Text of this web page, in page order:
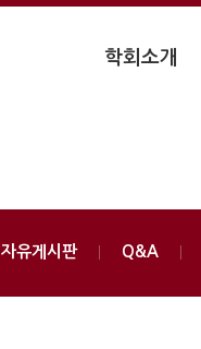
학회소개
자유게시판 Q&A